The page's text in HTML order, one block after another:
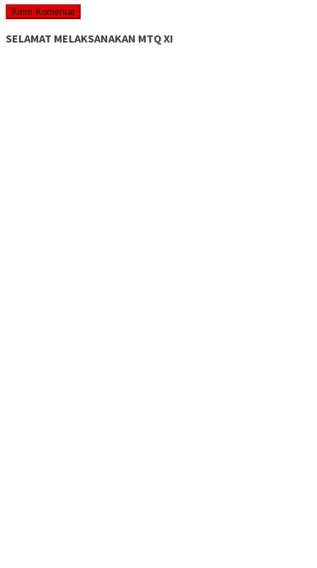
SELAMAT MELAKSANAKAN MTQ XI